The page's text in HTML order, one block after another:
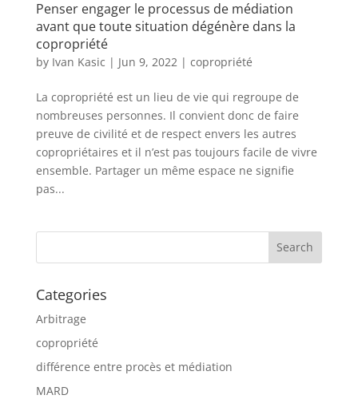
Penser engager le processus de médiation
avant que toute situation dégénère dans la
copropriété
by Ivan Kasic | Jun 9, 2022 | copropriété
La copropriété est un lieu de vie qui regroupe de
nombreuses personnes. Il convient donc de faire
preuve de civilité et de respect envers les autres
copropriétaires et il n’est pas toujours facile de vivre
ensemble. Partager un même espace ne signifie
pas...
Categories
Arbitrage
copropriété
différence entre procès et médiation
MARD